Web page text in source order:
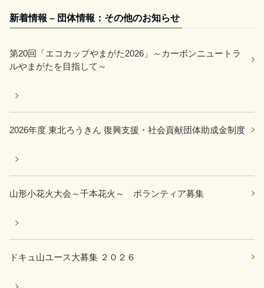
新着情報 – 団体情報：その他のお知らせ
第20回「エコカップやまがた2026」～カーボンニュートラ
ルやまがたを目指して～
2026年度 東北ろうきん 復興支援・社会貢献団体助成金制度
山形小花火大会～千本花火～ ボランティア募集
ドキュ山ユース大募集 ２０２６